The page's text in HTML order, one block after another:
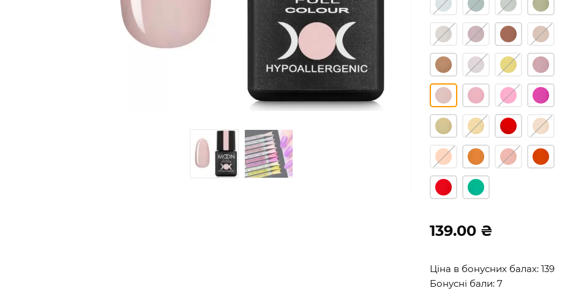
139.00 ₴
Ціна в бонусних балах: 139
Бонусні бали: 7